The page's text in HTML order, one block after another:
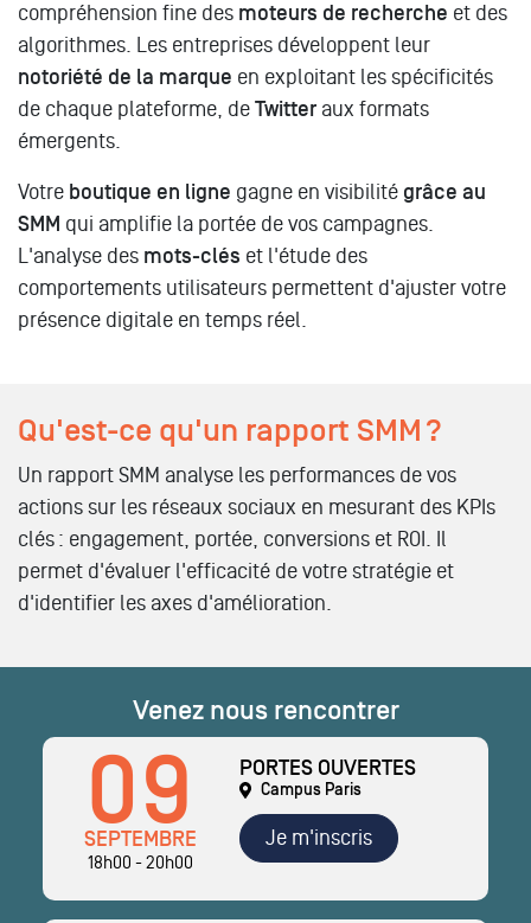
compréhension fine des moteurs de recherche et des
algorithmes. Les entreprises développent leur
notoriété de la marque en exploitant les spécificités
de chaque plateforme, de Twitter aux formats
émergents.
Votre boutique en ligne gagne en visibilité grâce au
SMM qui amplifie la portée de vos campagnes.
L'analyse des mots-clés et l'étude des
comportements utilisateurs permettent d'ajuster votre
présence digitale en temps réel.
Qu'est-ce qu'un rapport SMM ?
Un rapport SMM analyse les performances de vos
actions sur les réseaux sociaux en mesurant des KPIs
clés : engagement, portée, conversions et ROI. Il
permet d'évaluer l'efficacité de votre stratégie et
d'identifier les axes d'amélioration.
Venez nous rencontrer
09
SEPTEMBRE
18h00 - 20h00
PORTES OUVERTES
Campus Paris
Je m'inscris